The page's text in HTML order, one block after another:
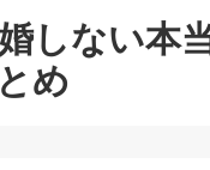
しない本
め